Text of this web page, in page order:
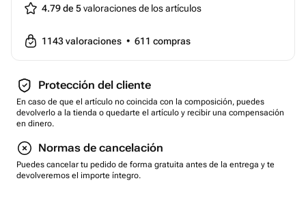
4.79 de 5valoraciones de los artículos
1143valoraciones • 611 compras
Protección del cliente
En caso de que el artículo no coincida con la composición, puedes
devolverlo a la tienda o quedarte el artículo y recibir una compensación
en dinero.
Normas de cancelación
Puedes cancelar tu pedido de forma gratuita antes de la entrega y te
devolveremos el importe íntegro.